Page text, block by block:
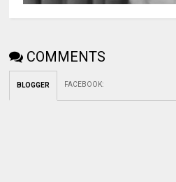
COMMENTS
BLOGGER FACEBOOK: